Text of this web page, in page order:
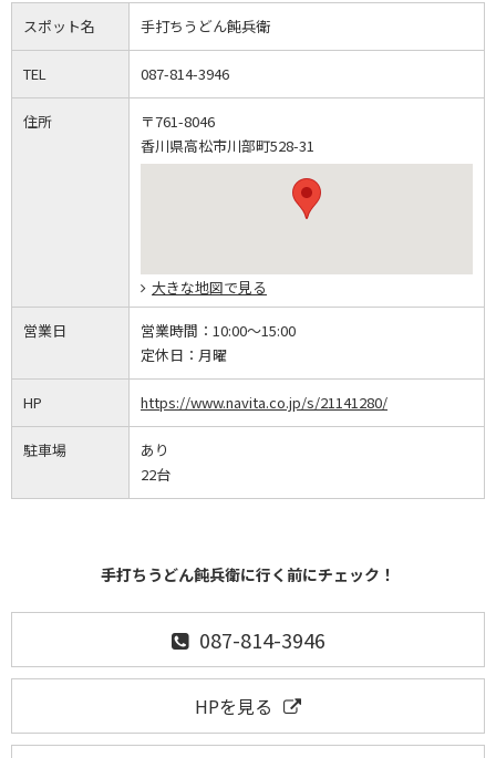
スポット名 手打ちうどん飩兵衛
TEL 087-814-3946
住所
〒761-8046
香川県高松市川部町528-31
大きな地図で見る
営業日 営業時間： 10:00～15:00
定休日： 月曜
HP https://www.navita.co.jp/s/21141280/
駐車場
あり
22台
手打ちうどん飩兵衛に行く前にチェック！
087-814-3946
HPを見る